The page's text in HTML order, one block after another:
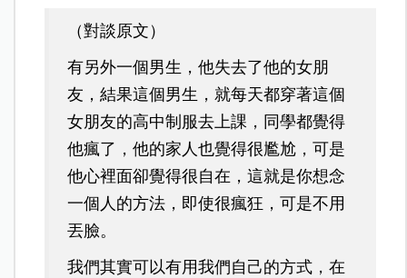
（對談原文）
有另外一個男生，他失去了他的女朋
友，結果這個男生，就每天都穿著這個
女朋友的高中制服去上課， 同學都覺得
他瘋了，他的家人也覺得很尷尬，可是
他心裡面卻覺得很自在，這就是你想念
一個人的方法， 即使很瘋狂，可是不用
丟臉。
我們其實可以有用我們自己的方式，在